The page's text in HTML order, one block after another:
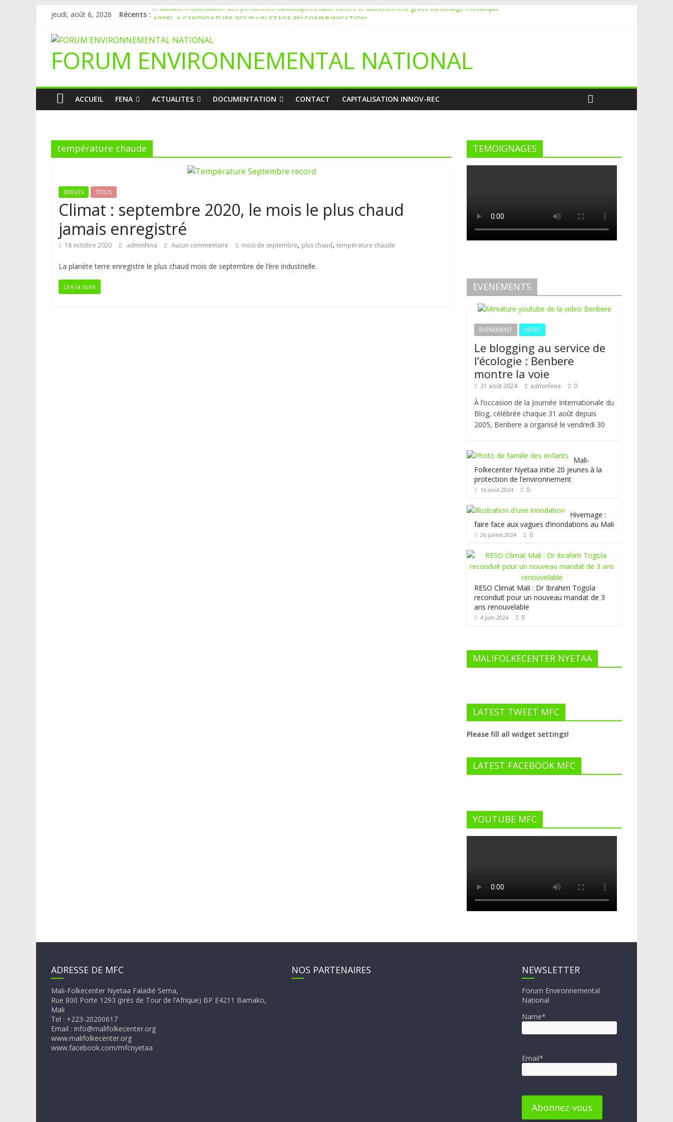
jeudi, août 6, 2026 Récents : À Garalo, l’Association des personnes handicapées lutte contre le déboisement grâce au tissage métallique
Le blogging au service de l’écologie : Benbere montre la voie
Mali-Folkecenter Nyetaa initie 20 jeunes à la protection de l’environnement
FORUM ENVIRONNEMENTAL NATIONAL
ACCUEIL FENA ACTUALITES DOCUMENTATION CONTACT CAPITALISATION INNOV-REC
température chaude
BREVES TOUS
Climat : septembre 2020, le mois le plus chaud
jamais enregistré
18 octobre 2020 adminfena Aucun commentaire mois de septembre, plus chaud, température chaude
La planète terre enregistre le plus chaud mois de septembre de l’ère industrielle.
Lire la suite
TEMOIGNAGES
EVENEMENTS
EVENEMENT NEWS
Le blogging au service de
l’écologie : Benbere
montre la voie
31 août 2024 adminfena 0
À l’occasion de la Journée Internationale du
Blog, célébrée chaque 31 août depuis
2005, Benbere a organisé le vendredi 30
Mali-
Folkecenter Nyetaa initie 20 jeunes à la
protection de l’environnement
16 août 2024 0
Hivernage :
faire face aux vagues d’inondations au Mali
26 juillet 2024 0
RESO Climat Mali : Dr Ibrahim Togola
reconduit pour un nouveau mandat de 3
ans renouvelable
4 juin 2024 0
MALIFOLKECENTER NYETAA
LATEST TWEET MFC
Please fill all widget settings!
LATEST FACEBOOK MFC
YOUTUBE MFC
ADRESSE DE MFC
Mali-Folkecenter Nyetaa Faladié Sema,
Rue 800 Porte 1293 (près de Tour de l’Afrique) BP E4211 Bamako,
Mali
Tel : +223-20200617
Email : info@malifolkecenter.org
www.malifolkecenter.org
www.facebook.com/mfcnyetaa
NOS PARTENAIRES NEWSLETTER
Forum Environnemental
National
Name*
Email*